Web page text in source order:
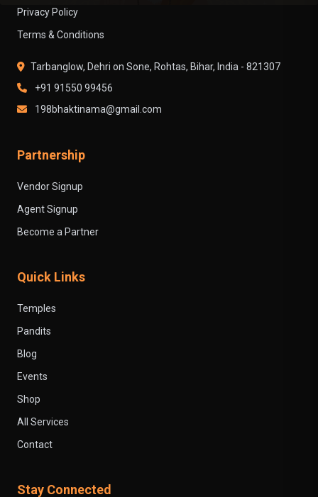
Privacy Policy
Terms & Conditions
Tarbanglow, Dehri on Sone, Rohtas, Bihar, India - 821307
+91 91550 99456
198bhaktinama@gmail.com
Partnership
Vendor Signup
Agent Signup
Become a Partner
Quick Links
Temples
Pandits
Blog
Events
Shop
All Services
Contact
Stay Connected